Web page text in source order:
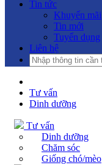
Tin tức
Khuyến mãi
Tin mới
Tuyển dụng
Liên hệ
Tư vấn
Dinh dưỡng
Tư vấn
Dinh dưỡng
Chăm sóc
Giống chó/mèo